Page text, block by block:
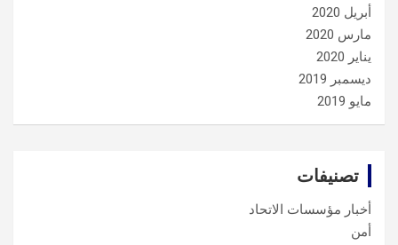
أبريل 2020
مارس 2020
يناير 2020
ديسمبر 2019
مايو 2019
تصنيفات
أخبار مؤسسات الاتحاد
أمن